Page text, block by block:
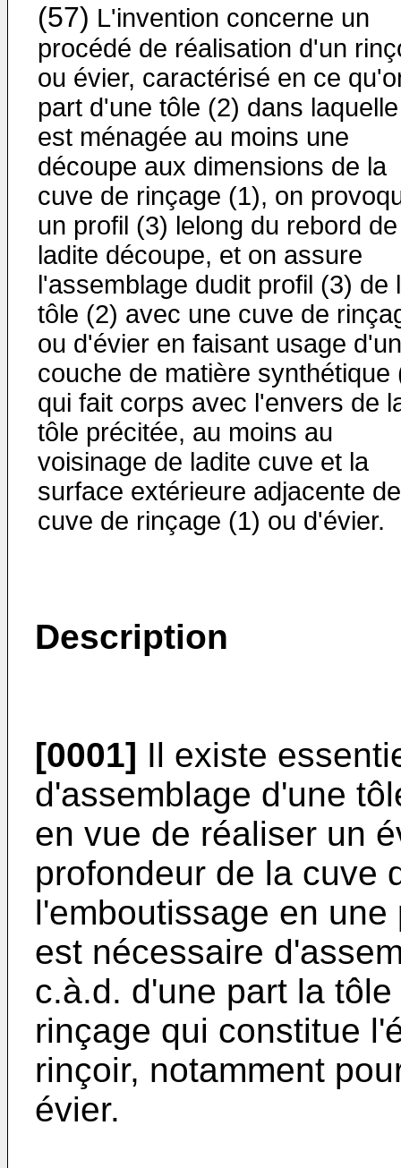
(57) L'invention concerne un
procédé de réalisation d'un
ou évier, caractérisé en ce
part d'une tôle (2) dans laquelle
est ménagée au moins une
découpe aux dimensions de la
cuve de rinçage (1), on
un profil (3) lelong du rebord de
ladite découpe, et on assure
l'assemblage dudit profil (3) de
tôle (2) avec une cuve de
ou d'évier en faisant usage
couche de matière synthétique
qui fait corps avec l'envers de
tôle précitée, au moins au
voisinage de ladite cuve et la
surface extérieure adjacente
cuve de rinçage (1) ou d'évier.
Description
[0001] Il existe
d'assemblage d'une
en vue de réaliser un
profondeur de la cuve
l'emboutissage en
est nécessaire
c.à.d. d'une part la
rinçage qui constitue
rinçoir, notamment
évier.